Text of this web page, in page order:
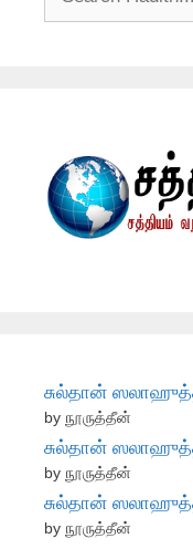
சுல்தான்
by நூருத்தீன்
சுல்தான்
by நூருத்தீன்
சுல்தான்
by நூருத்தீன்